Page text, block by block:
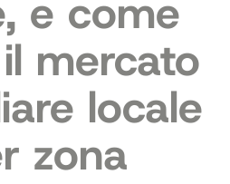
e come
mercato
locale
zona